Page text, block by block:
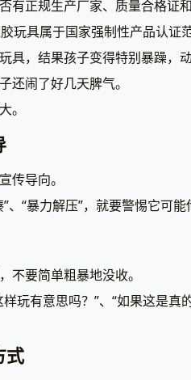
有正规生产厂家、质量合格证和
玩具属于国家强制性产品认证
具，结果孩子变得特别暴躁，
还闹了好几天脾气。
。
传导向。
、“暴力解压”，就要警惕它可能
不要简单粗暴地没收。
玩有意思吗？”、“如果这是
式